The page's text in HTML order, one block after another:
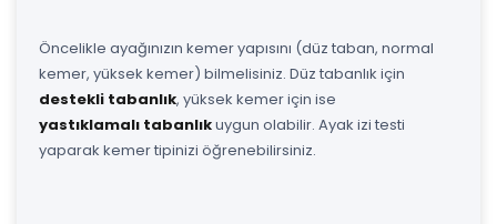
Öncelikle ayağınızın kemer yapısını (düz taban, normal
kemer, yüksek kemer) bilmelisiniz. Düz tabanlık için
destekli tabanlık, yüksek kemer için ise
yastıklamalı tabanlıkuygun olabilir. Ayak izi testi
yaparak kemer tipinizi öğrenebilirsiniz.